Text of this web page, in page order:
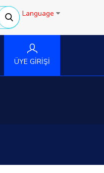
Language
ÜYE GİRİŞİ